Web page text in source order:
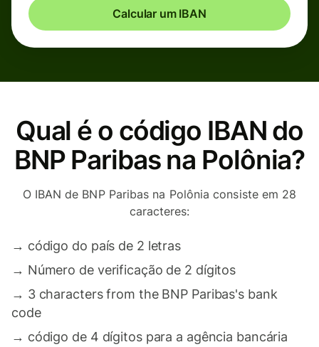
Calcular um IBAN
Qual é o código IBAN do
BNP Paribas na Polônia?
O IBAN de BNP Paribas na Polônia consiste em 28
caracteres:
→ código do país de 2 letras
→ Número de verificação de 2 dígitos
→ 3 characters from the BNP Paribas's bank
code
→ código de 4 dígitos para a agência bancária